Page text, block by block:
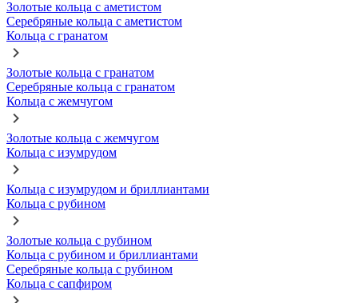
Золотые кольца с аметистом
Серебряные кольца с аметистом
Кольца с гранатом
Золотые кольца с гранатом
Серебряные кольца с гранатом
Кольца с жемчугом
Золотые кольца с жемчугом
Кольца с изумрудом
Кольца с изумрудом и бриллиантами
Кольца с рубином
Золотые кольца с рубином
Кольца с рубином и бриллиантами
Серебряные кольца с рубином
Кольца с сапфиром